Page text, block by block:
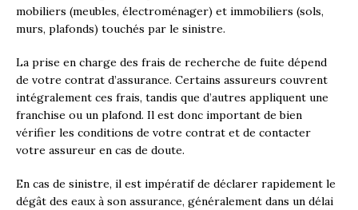
mobiliers (meubles, électroménager) et immobiliers (sols,
murs, plafonds) touchés par le sinistre.
La prise en charge des frais de recherche de fuite dépend
de votre contrat d’assurance. Certains assureurs couvrent
intégralement ces frais, tandis que d’autres appliquent une
franchise ou un plafond. Il est donc important de bien
vérifier les conditions de votre contrat et de contacter
votre assureur en cas de doute.
En cas de sinistre, il est impératif de déclarer rapidement le
dégât des eaux à son assurance, généralement dans un délai